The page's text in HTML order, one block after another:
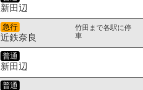
新田辺
急行
近鉄奈良
竹田まで各駅に停
車
普通
新田辺
普通